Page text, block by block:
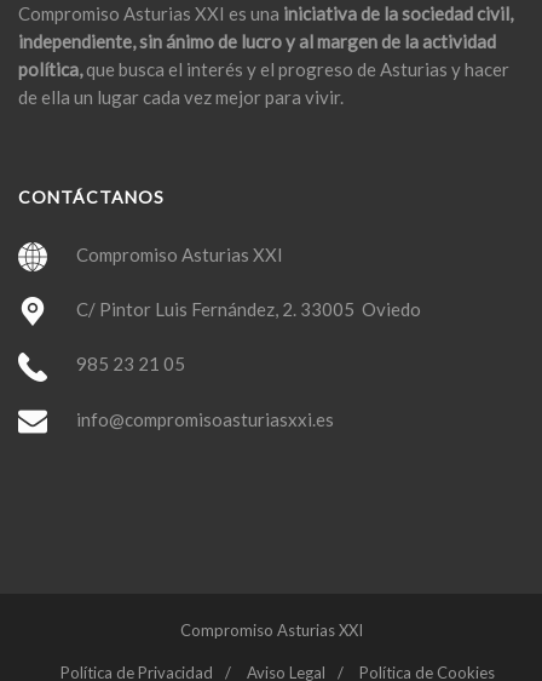
Compromiso Asturias XXI es una iniciativa de la sociedad civil,
independiente, sin ánimo de lucro y al margen de la actividad
política,que busca el interés y el progreso de Asturias y hacer
de ella un lugar cada vez mejor para vivir.
CONTÁCTANOS
Compromiso Asturias XXI
C/ Pintor Luis Fernández, 2. 33005 Oviedo
985 23 21 05
info@compromisoasturiasxxi.es
Compromiso Asturias XXI
Política de Privacidad Aviso Legal Política de Cookies